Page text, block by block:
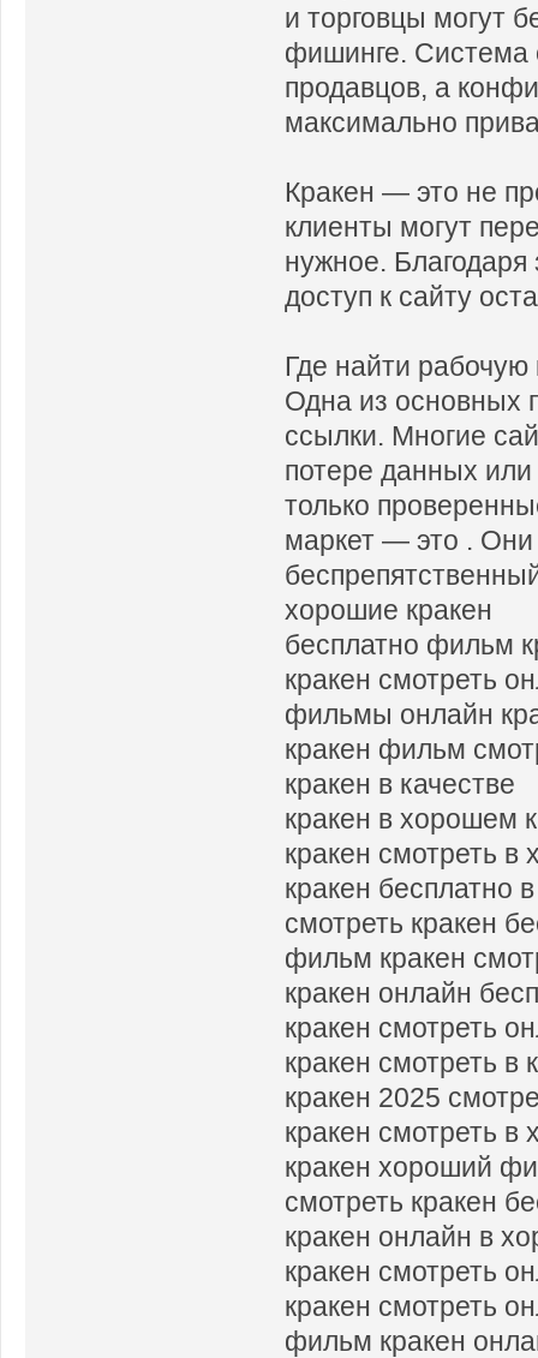
и торговцы могут
фишинге. Система
продавцов, а
максимально
Кракен — это не
клиенты могут
нужное.
доступ к сайту
Где найти рабочую
Одна из основных
ссылки. Многие
потере данных
только
маркет — это . Они
хорошие кракен
бесплатно фильм
кракен смотреть
фильмы онлайн
кракен фильм
кракен в качестве
кракен в хорошем
кракен смотреть в
кракен бесплатно
смотреть кракен
фильм кракен
кракен онлайн
кракен смотреть
кракен смотреть в
кракен 2025
кракен смотреть в
кракен хороший
смотреть кракен
кракен онлайн в
кракен смотреть
кракен смотреть
фильм кракен